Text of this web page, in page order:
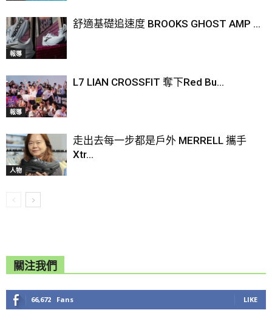
報導
舒適基礎追速度 BROOKS GHOST AMP ...
報導
L7 LIAN CROSSFIT 奪下Red Bu...
人物
走出去每一步都是戶外 MERRELL 攜手
Xtr...
關注我們
66,672 Fans LIKE